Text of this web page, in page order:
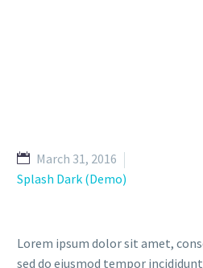
March 31, 2016
Splash Dark (Demo)
Lorem ipsum dolor sit amet,
sed do eiusmod tempor